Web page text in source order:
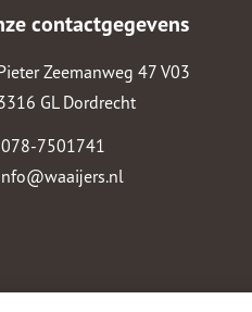
contactgegevens
Zeemanweg 47 V03
GL Dordrecht
7501741